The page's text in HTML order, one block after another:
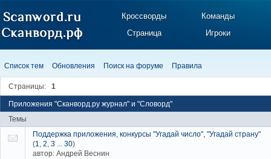
Кроссворды
Команды
Страница
Игроки
Список тем Обновления Поиск на форуме Правила
Страницы: 1
Приложения "Сканворд.ру журнал" и "Словорд"
Темы
Поддержка приложения, конкурсы "Угадай число", "Угадай страну"
(1, 2, 3 ... 30)
автор: Андрей Веснин